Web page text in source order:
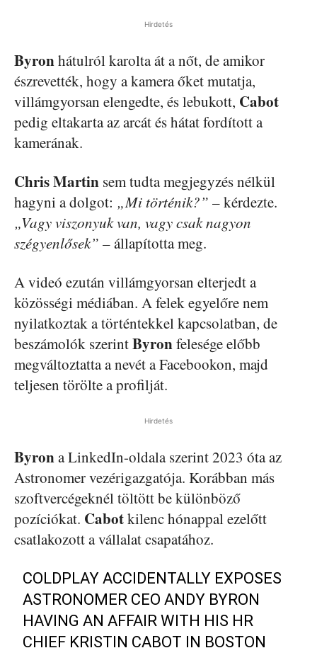
Hirdetés
Byronhátulról karolta át a nőt, de amikor
észrevették, hogy a kamera őket mutatja,
villámgyorsan elengedte, és lebukott, Cabot
pedig eltakarta az arcát és hátat fordított a
kamerának.
Chris Martin sem tudta megjegyzés nélkül
hagyni a dolgot: „Mi történik?” – kérdezte.
„Vagy viszonyuk van, vagy csak nagyon
szégyenlősek” – állapította meg.
A videó ezután villámgyorsan elterjedt a
közösségi médiában. A felek egyelőre nem
nyilatkoztak a történtekkel kapcsolatban, de
beszámolók szerintByronfelesége előbb
megváltoztatta a nevét a Facebookon, majd
teljesen törölte a profilját.
Hirdetés
Byrona LinkedIn-oldala szerint 2023 óta az
Astronomer vezérigazgatója. Korábban más
szoftvercégeknél töltött be különböző
pozíciókat. Cabotkilenc hónappal ezelőtt
csatlakozott a vállalat csapatához.
COLDPLAY ACCIDENTALLY EXPOSES
ASTRONOMER CEO ANDY BYRON
HAVING AN AFFAIR WITH HIS HR
CHIEF KRISTIN CABOT IN BOSTON